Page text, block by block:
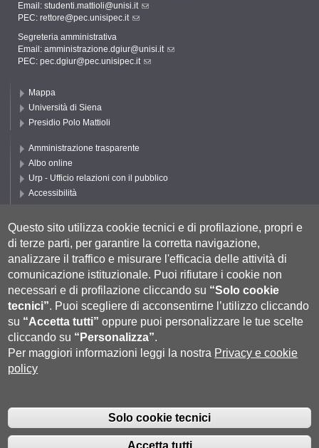
Email: studenti.mattioli@unisi.it
PEC: rettore@pec.unisipec.it
Segreteria amministrativa
Email: amministrazione.dgiur@unisi.it
PEC: pec.dgiur@pec.unisipec.it
Mappa
Università di Siena
Presidio Polo Mattioli
Amministrazione trasparente
Albo online
Urp - Ufficio relazioni con il pubblico
Accessibilità
Cookie settings
Segui UNISI
P.IVA 00273530527 | C.F. 80002070524 |Coordinate bancarie|Caselle
Pec: Posta Elettronica Certificata|Fatturazione Elettronica
Questo sito utilizza cookie tecnici e di profilazione, propri e
di terze parti, per garantire la corretta navigazione,
analizzare il traffico e misurare l'efficacia delle attività di
comunicazione istituzionale. Puoi rifiutare i cookie non
necessari e di profilazione cliccando su “Solo cookie
tecnici”. Puoi scegliere di acconsentirne l’utilizzo cliccando
su “Accetta tutti” oppure puoi personalizzare le tue scelte
cliccando su “Personalizza”.
Per maggiori informazioni leggi la nostra Privacy e cookie
policy
Solo cookie tecnici
Accetta tutti